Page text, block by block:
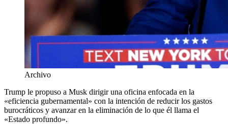
Archivo
Trump le propuso a Musk dirigir una oficina enfocada en la
«eficiencia gubernamental» con la intención de reducir los gastos
burocráticos y avanzar en la eliminación de lo que él llama el
«Estado profundo».